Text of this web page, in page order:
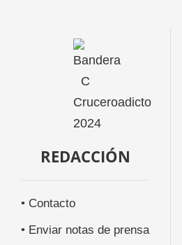
REDACCIÓN
• Contacto
• Enviar notas de prensa